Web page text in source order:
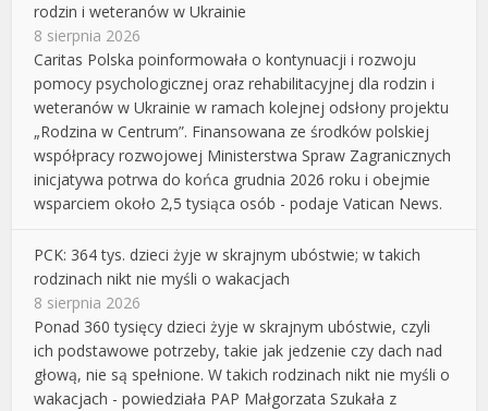
rodzin i weteranów w Ukrainie
8 sierpnia 2026
Caritas Polska poinformowała o kontynuacji i rozwoju
pomocy psychologicznej oraz rehabilitacyjnej dla rodzin i
weteranów w Ukrainie w ramach kolejnej odsłony projektu
„Rodzina w Centrum”. Finansowana ze środków polskiej
współpracy rozwojowej Ministerstwa Spraw Zagranicznych
inicjatywa potrwa do końca grudnia 2026 roku i obejmie
wsparciem około 2,5 tysiąca osób - podaje Vatican News.
PCK: 364 tys. dzieci żyje w skrajnym ubóstwie; w takich
rodzinach nikt nie myśli o wakacjach
8 sierpnia 2026
Ponad 360 tysięcy dzieci żyje w skrajnym ubóstwie, czyli
ich podstawowe potrzeby, takie jak jedzenie czy dach nad
głową, nie są spełnione. W takich rodzinach nikt nie myśli o
wakacjach - powiedziała PAP Małgorzata Szukała z